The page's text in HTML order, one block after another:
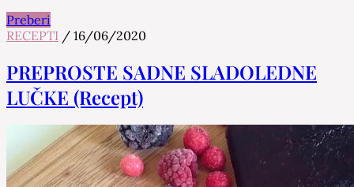
Preberi
RECEPTI / 16/06/2020
PREPROSTE SADNE SLADOLEDNE
LUČKE (Recept)